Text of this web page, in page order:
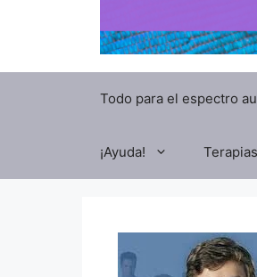
Todo para el espectro
¡Ayuda!